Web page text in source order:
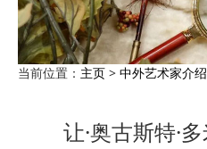
当前位置： 主页 > 中外艺术家介绍
让·奥古斯特·